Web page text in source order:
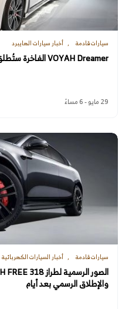
سيارات قادمة أخبار سيارات الهايبرد
VOYAH Dreamer الفاخرة ستُطلق رسميًا في 1 يونيو بإصدار خاص
29 مايو - 6 مساءً
سيارات قادمة أخبار السيارات الكهربائية
والإطلاق الرسمي بعد أيام